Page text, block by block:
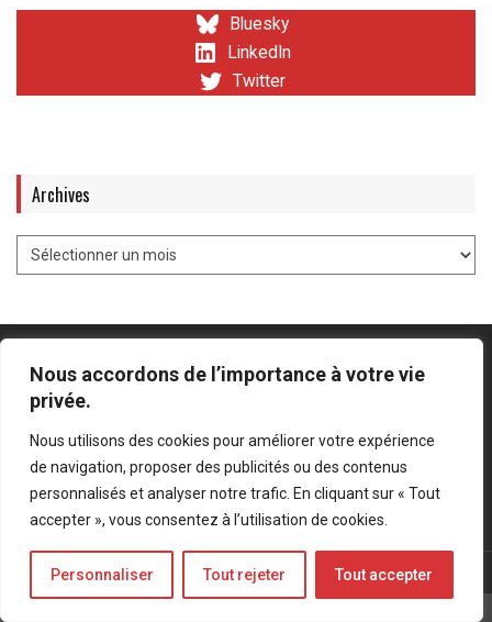
Nous accordons de l’importance à votre vie
privée.
Nous utilisons des cookies pour améliorer votre expérience
de navigation, proposer des publicités ou des contenus
personnalisés et analyser notre trafic. En cliquant sur « Tout
accepter », vous consentez à l’utilisation de cookies.
Personnaliser Tout rejeter Tout accepter
Bluesky
LinkedIn
Twitter
Archives
Bluesky
LinkedIn
Twitter
© Forces Operations Blog - 2022